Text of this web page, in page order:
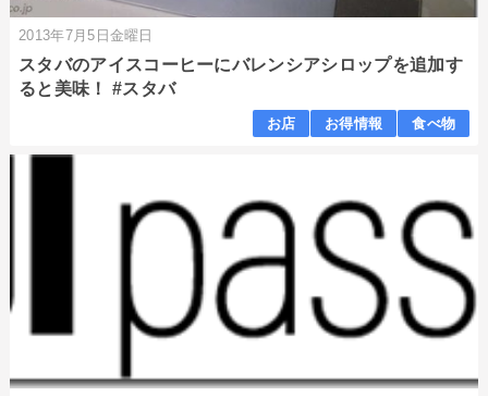
2013年7月5日金曜日
スタバのアイスコーヒーにバレンシアシロップを追加す
ると美味！ #スタバ
お店 お得情報 食べ物